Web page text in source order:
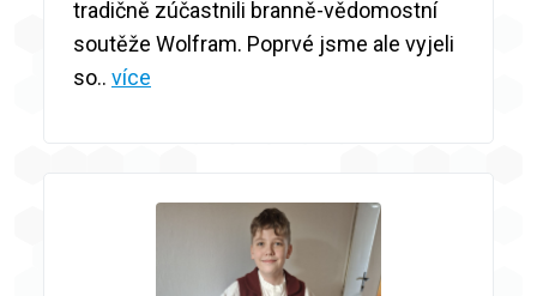
tradičně zúčastnili branně-vědomostní
soutěže Wolfram. Poprvé jsme ale vyjeli
so.. více